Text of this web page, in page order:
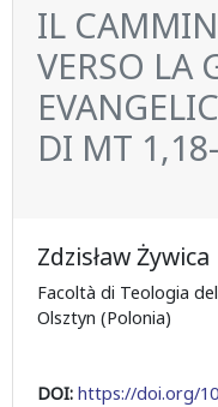
IL
VERSO LA
DI MT
Zdzisław Żywica
Facoltà di Teologia
Olsztyn (Polonia)
DOI: https://doi.org/